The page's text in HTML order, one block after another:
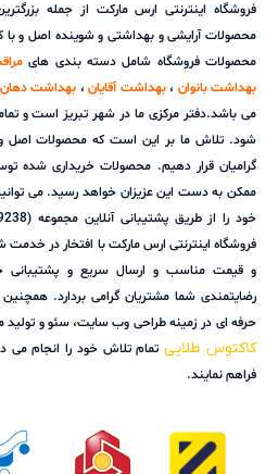
فروشگاه اینترنتی ارس مارکت از جمله
محصولات آرایشی و بهداشتی و شوینده اصل و
محصولات فروشگاه شامل دسته بندی های
بهداشت بانوان ،بهداشت آقایان، بهداشت دهان
می باشد.دفتر مرکزی ما در شهر تبریز است و
شود. تلاش ما بر این است که محصولات اصل و
گرامیان قرار دهیم. محصولات خریداری شده
ممکن به دست این عزیزان خواهد رسید. می
فروشگاه اینترنتی ارس مارکت با افتخار در خدمت
و قیمت مناسب و ارسال سریع و پشتیبانی
رضایتمندی شما مشتریان گرامی بردارد.
حرفه ای در زمینه طراحی وب سایت، سئو و تولید
کاکتوس طلاییتمام تلاش خود را انجام می
فراهم نمایند.